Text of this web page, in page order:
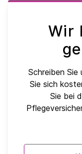
Wir
Schreiben Sie
Sie sich
Sie bei